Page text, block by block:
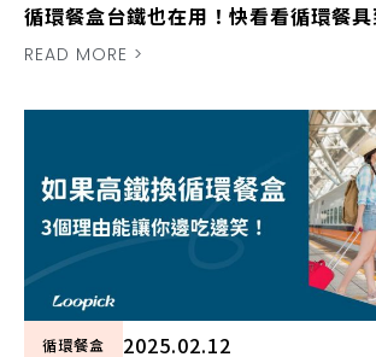
循環餐盒台鐵也在用！快看看循環餐
READ MORE >
循環餐盒 2025.02.12